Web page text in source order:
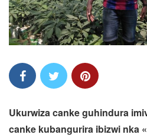
Ukurwiza canke guhindura
canke kubangurira ibizwi nka